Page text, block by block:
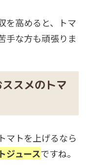
を高めると、トマ
手な方も頑張りま
スメのトマ
マトを上げるなら
ジュースですね。